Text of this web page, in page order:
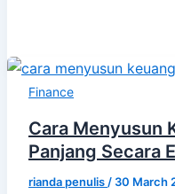
Finance
Cara Menyusun
Panjang Secara
rianda penulis/ 30 March